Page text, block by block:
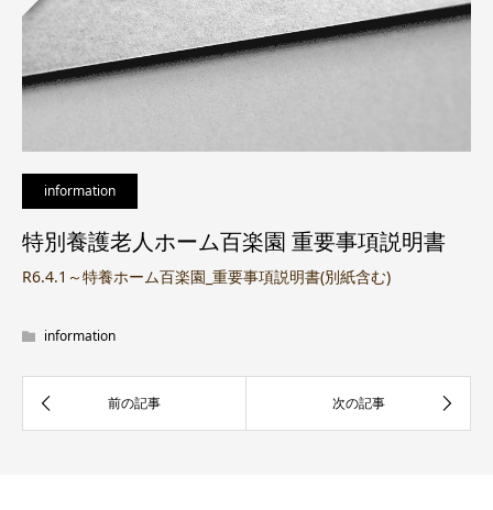
information
特別養護老人ホーム百楽園 重要事項説明書
R6.4.1～特養ホーム百楽園_重要事項説明書(別紙含む)
information